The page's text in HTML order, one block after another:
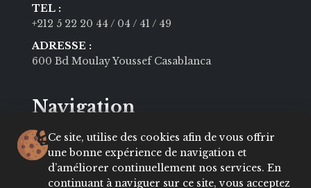
Ce site, utilise des cookies afin de vous offrir
une bonne expérience de navigation et
d’améliorer continuellement nos services. En
continuant à naviguer sur ce site, vous acceptez
TEL :
+212 5 22 20 44 / 04 / 41 / 49
ADRESSE :
600 Bd Moulay Youssef Casablanca
Navigation
MODE
BEAUTÉ
SOCIÉTÉ
CULTURE